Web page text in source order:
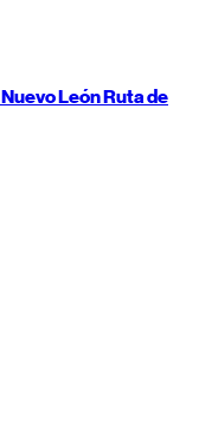
Nuevo LeónRuta de